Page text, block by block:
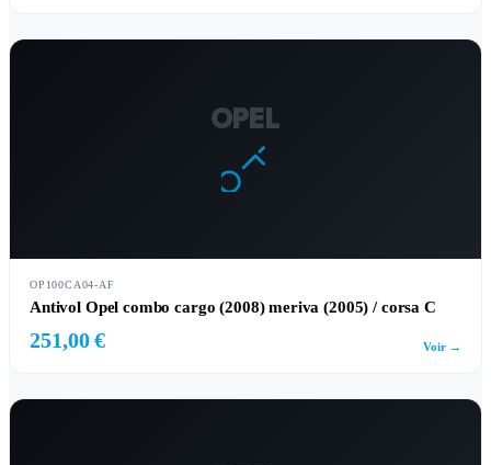
OPEL
OP100CA04-AF
Antivol Opel combo cargo (2008) meriva (2005) / corsa C
251,00 € Voir →